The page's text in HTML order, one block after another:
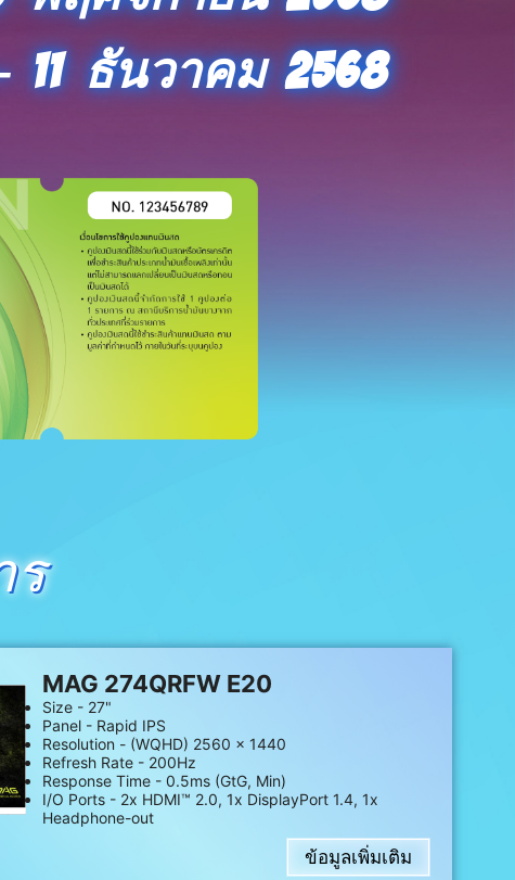
11 ธันวาคม 2568
ร
MAG 274QRFW E20
Size - 27"
Panel - Rapid IPS
Resolution - (WQHD) 2560 x 1440
Refresh Rate - 200Hz
Response Time - 0.5ms (GtG, Min)
I/O Ports - 2x HDMI™ 2.0, 1x DisplayPort 1.4, 1x
Headphone-out
ข้อมูลเพิ่มเติม